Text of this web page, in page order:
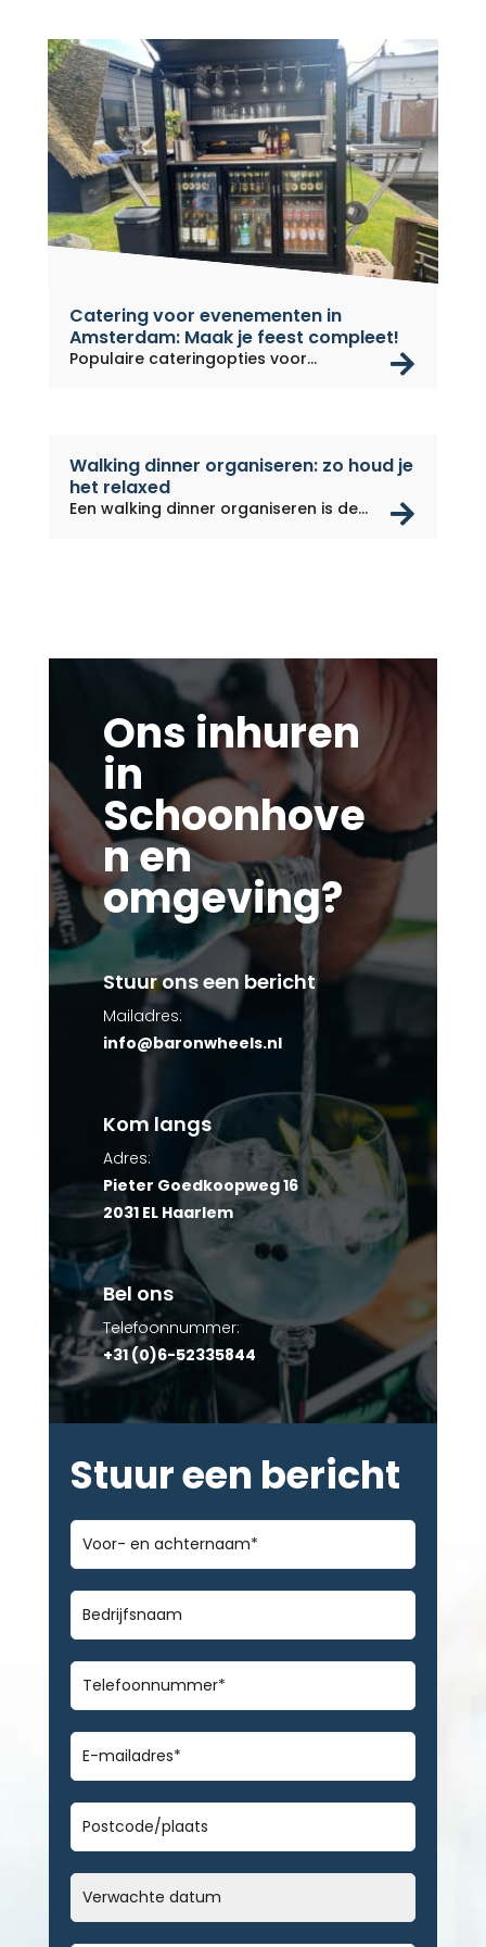
Catering voor evenementen in
Amsterdam: Maak je feest compleet!
Populaire cateringopties voor...
Walking dinner organiseren: zo houd je
het relaxed
Een walking dinner organiseren is de...
Ons inhuren
in
Schoonhove
n en
omgeving?
Stuur ons een bericht
Mailadres:
info@baronwheels.nl
Kom langs
Adres:
Pieter Goedkoopweg 16
2031 EL Haarlem
Bel ons
Telefoonnummer:
+31 (0)6-52335844
Stuur een bericht
Voor-
en
achternaam*
Bedrijfsnaam
Telefoonnummer*
E-
mailadres*
Geen
titel
Datum
MM